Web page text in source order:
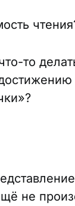
то
не